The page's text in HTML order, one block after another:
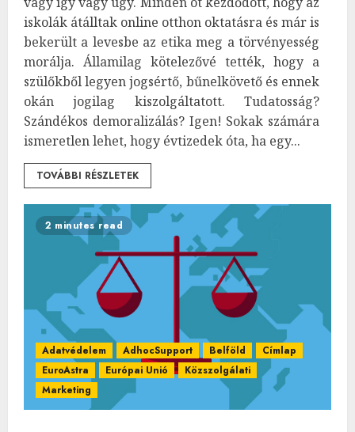
iskolák átálltak online otthon oktatásra és már is
bekerült a levesbe az etika meg a törvényesség
morálja. Államilag kötelezővé tették, hogy a
szülőkből legyen jogsértő, bűnelkövető és ennek
okán jogilag kiszolgáltatott. Tudatosság?
Szándékos demoralizálás? Igen! Sokak számára
ismeretlen lehet, hogy évtizedek óta, ha egy...
TOVÁBBI RÉSZLETEK
2 minutes read
Adatvédelem AdhocSupport Belföld
Címlap
EuroAstra
Európai Unió
Közszolgálati
Marketing